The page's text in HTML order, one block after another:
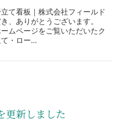
て看板｜株式会社フィールド
、ありがとうございます。
ムページをご覧いただいたク
・ロー...
更新しました